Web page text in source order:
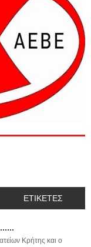
ΕΤΙΚΕΤΕΣ
Κρήτης και ο